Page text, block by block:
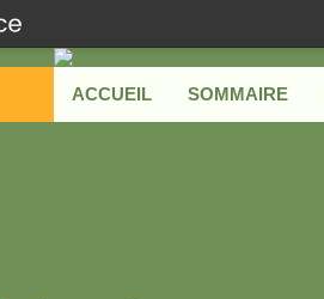
ACCUEIL SOMMAIRE